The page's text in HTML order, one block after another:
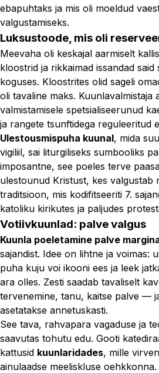
ebapuhtaks ja mis oli moeldud
valgustamiseks.
Luksustoode, mis oli
Meevaha oli keskajal aarmiselt
kloostrid ja rikkaimad issandad
koguses. Kloostrites olid sageli
oli tavaline maks. Kuunlavalmistaja
valmistamisele spetsialiseerunud
ja rangete tsunftidega reguleeritud
Ulestousmispuha kuunal, mida
vigiliil, sai liturgiliseks sumbooliks
imposantne, see poeles terve
ulestounud Kristust, kes valgustab
traditsioon, mis kodifitseeriti 7.
katoliku kirikutes ja paljudes
Votiivkuunlad: palve valgus
Kuunla poeletamine palve
sajandist. Idee on lihtne ja voimas:
puha kuju voi ikooni ees ja leek
ara olles. Zesti saadab tavaliselt
tervenemine, tanu, kaitse palve —
asetatakse annetuskasti.
See tava, rahvapara vagaduse ja
saavutas tohutu edu. Gooti
kattusid kuunlaridades, mille
ainulaadse meeliskluse